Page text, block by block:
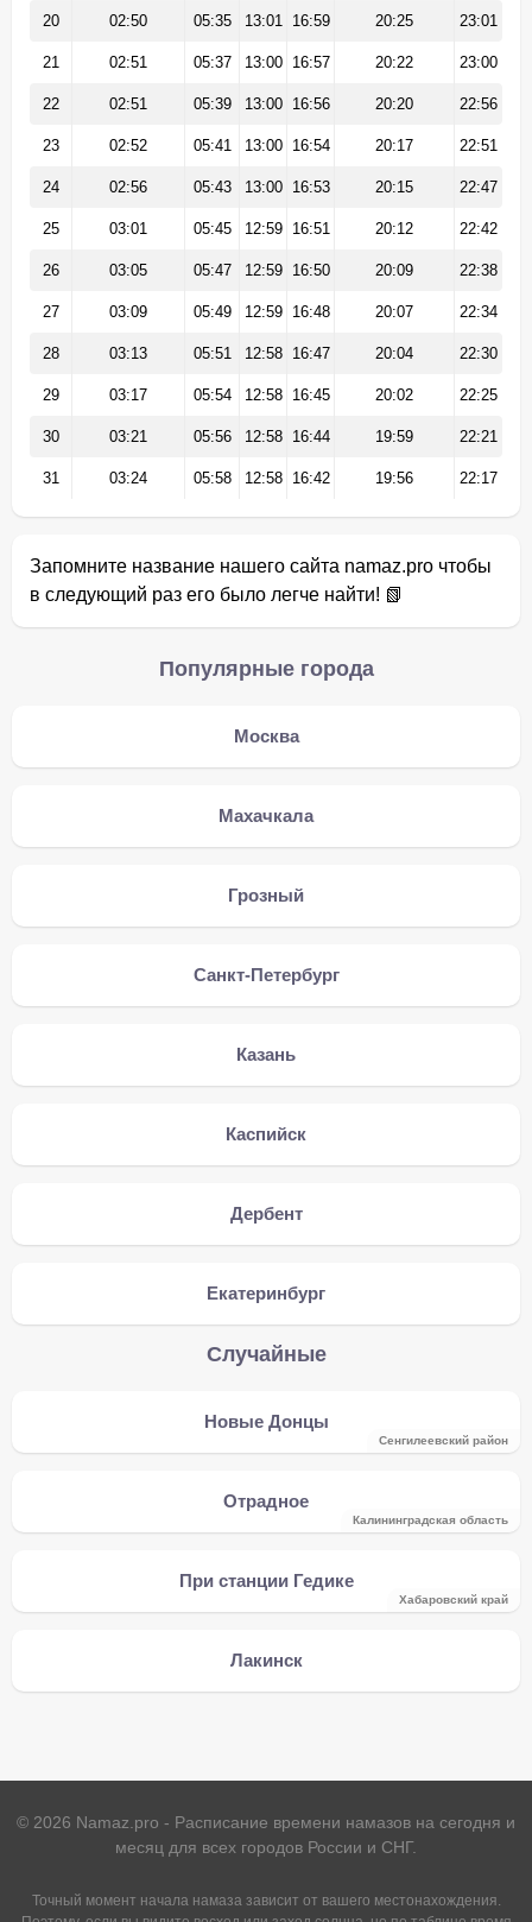
20 02:50 05:35 13:01 16:59 20:25 23:01
21 02:51 05:37 13:00 16:57 20:22 23:00
22 02:51 05:39 13:00 16:56 20:20 22:56
23 02:52 05:41 13:00 16:54 20:17 22:51
24 02:56 05:43 13:00 16:53 20:15 22:47
25 03:01 05:45 12:59 16:51 20:12 22:42
26 03:05 05:47 12:59 16:50 20:09 22:38
27 03:09 05:49 12:59 16:48 20:07 22:34
28 03:13 05:51 12:58 16:47 20:04 22:30
29 03:17 05:54 12:58 16:45 20:02 22:25
30 03:21 05:56 12:58 16:44 19:59 22:21
31 03:24 05:58 12:58 16:42 19:56 22:17
Запомните название нашего сайта namaz.pro чтобы
в следующий раз его было легче найти! 📗
Популярные города
Москва
Махачкала
Грозный
Санкт-Петербург
Казань
Каспийск
Дербент
Екатеринбург
Случайные
Новые Донцы
Сенгилеевский район
Отрадное
Калининградская область
При станции Гедике
Хабаровский край
Лакинск
© 2026 Namaz.pro - Расписание времени намазов на сегодня и
месяц для всех городов России и СНГ.
Точный момент начала намаза зависит от вашего местонахождения.